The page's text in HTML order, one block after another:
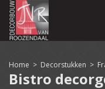
Home > Decorstukken >
Bistro